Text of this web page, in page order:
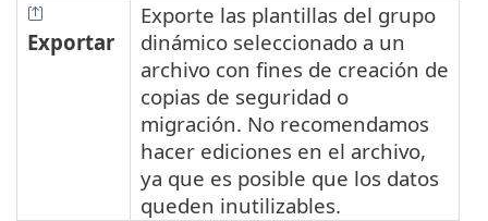
Exportar
Exporte las plantillas del grupo
dinámico seleccionado a un
archivo con fines de creación de
copias de seguridad o
migración. No recomendamos
hacer ediciones en el archivo,
ya que es posible que los datos
queden inutilizables.